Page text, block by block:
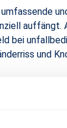
auffängt.
bei
und